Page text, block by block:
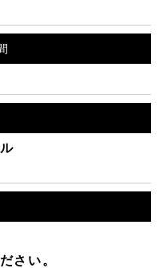
さい。